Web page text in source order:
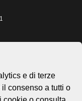
e di terze
consenso a tutti o